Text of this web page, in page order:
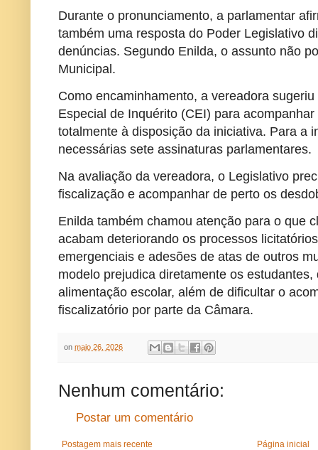
Durante o pronunciamento, a parlamentar
também uma resposta do Poder Legislativo
denúncias. Segundo Enilda, o assunto não
Municipal.
Como encaminhamento, a vereadora
Especial de Inquérito (CEI) para
totalmente à disposição da iniciativa. Para a
necessárias sete assinaturas parlamentares.
Na avaliação da vereadora, o Legislativo
fiscalização e acompanhar de perto os
Enilda também chamou atenção para o que
acabam deteriorando os processos
emergenciais e adesões de atas de outros
modelo prejudica diretamente os
alimentação escolar, além de dificultar o
fiscalizatório por parte da Câmara.
onmaio 26, 2026
Nenhum comentário:
Postar um comentário
Postagem mais recente Página inicial